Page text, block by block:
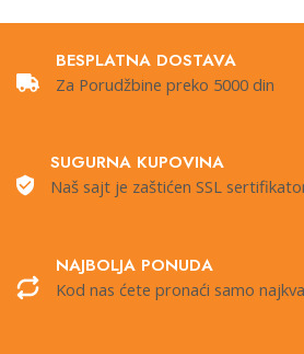
BESPLATNA DOSTAVA
Za Porudžbine preko 5000 din
SUGURNA KUPOVINA
Naš sajt je zaštićen SSL
NAJBOLJA PONUDA
Kod nas ćete pronaći samo